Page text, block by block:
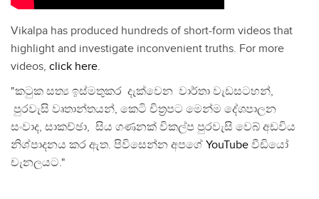
Vikalpa has produced hundreds of short-form videos that
highlight and investigate inconvenient truths. For more
videos, click here.
"කටුක සත්‍ය ඉස්මතුකර දැක්වෙන වාර්තා වැඩසටහන්,
පුරවැසි වෘතාන්තයන්, කෙටි චිත්‍රපට මෙන්ම දේශපාලන
සංවාද, සාකච්ඡා, සිය ගණනක් විකල්ප පුරවැසි වෙබ් අඩවිය
නිශ්පාදනය කර ඇත. පිවිසෙන්න අපගේ YouTube වීඩියෝ
චැනලයට."